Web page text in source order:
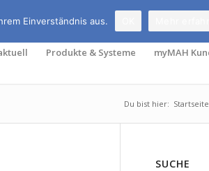
Produkte & Systeme myMAH
Du bist hier: Startseite
SUCHE
Einverständnis aus.